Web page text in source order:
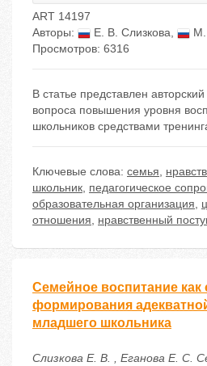
ART 14197
Авторы:
Е. В. Слизкова,
М.
Просмотров: 6316
В статье представлен
вопроса повышения уровня
школьников средствами
Ключевые слова: семья,
школьник, педагогическое
образовательная организация,
отношения, нравственный
Семейное воспитание как
формирования
младшего школьника
Слизкова Е. В. , Еганова Е. С.